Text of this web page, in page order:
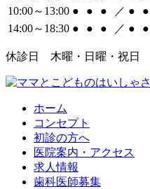
10:00～13:00 ● ● ● ／ ● ●
14:00～18:30 ● ● ● ／ ● ●
休診日 木曜・日曜・祝日
ホーム
コンセプト
初診の方へ
医院案内・アクセス
求人情報
歯科医師募集